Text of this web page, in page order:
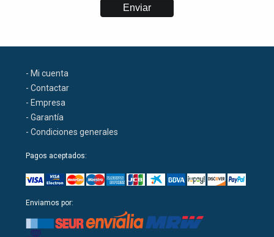
- Mi cuenta
- Contactar
- Empresa
- Garantía
- Condiciones generales
Pagos aceptados:
Enviamos por: